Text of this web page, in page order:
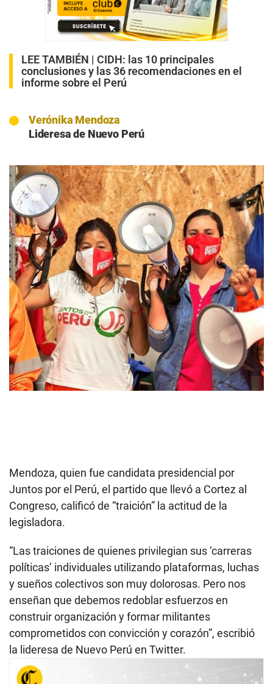
LEE TAMBIÉN | CIDH: las 10 principales
conclusiones y las 36 recomendaciones en el
informe sobre el Perú
Verónika Mendoza
Lideresa de Nuevo Perú
Mendoza, quien fue candidata presidencial por
Juntos por el Perú, el partido que llevó a Cortez al
Congreso, calificó de “traición” la actitud de la
legisladora.
“Las traiciones de quienes privilegian sus ‘carreras
políticas’ individuales utilizando plataformas, luchas
y sueños colectivos son muy dolorosas. Pero nos
enseñan que debemos redoblar esfuerzos en
construir organización y formar militantes
comprometidos con convicción y corazón”, escribió
la lideresa de Nuevo Perú en Twitter.